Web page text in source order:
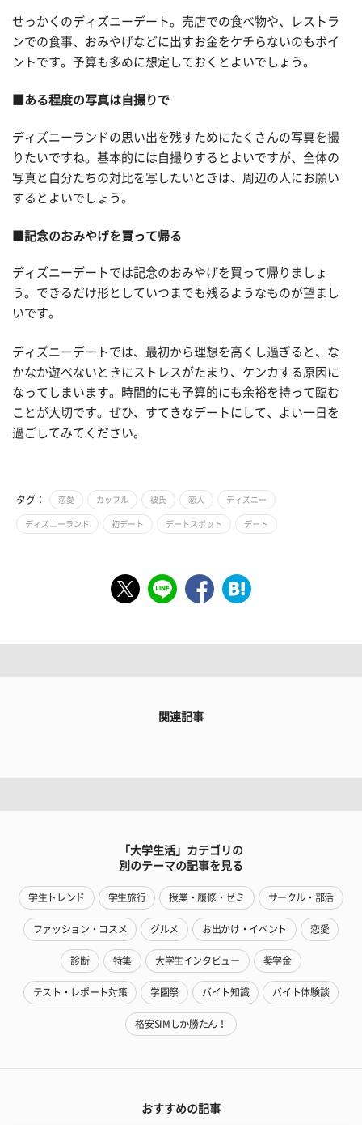
せっかくのディズニーデート。売店での食べ物や、レストラ
ンでの食事、おみやげなどに出すお金をケチらないのもポイ
ントです。予算も多めに想定しておくとよいでしょう。
■ある程度の写真は自撮りで
ディズニーランドの思い出を残すためにたくさんの写真を撮
りたいですね。基本的には自撮りするとよいですが、全体の
写真と自分たちの対比を写したいときは、周辺の人にお願い
するとよいでしょう。
■記念のおみやげを買って帰る
ディズニーデートでは記念のおみやげを買って帰りましょ
う。できるだけ形としていつまでも残るようなものが望まし
いです。
ディズニーデートでは、最初から理想を高くし過ぎると、な
かなか遊べないときにストレスがたまり、ケンカする原因に
なってしまいます。時間的にも予算的にも余裕を持って臨む
ことが大切です。ぜひ、すてきなデートにして、よい一日を
過ごしてみてください。
タグ： 恋愛 カップル 彼氏 恋人 ディズニー
ディズニーランド 初デート デートスポット デート
関連記事
「大学生活」カテゴリの
別のテーマの記事を見る
学生トレンド 学生旅行 授業・履修・ゼミ サークル・部活
ファッション・コスメ グルメ お出かけ・イベント 恋愛
診断 特集 大学生インタビュー 奨学金
テスト・レポート対策 学園祭 バイト知識 バイト体験談
格安SIMしか勝たん！
おすすめの記事